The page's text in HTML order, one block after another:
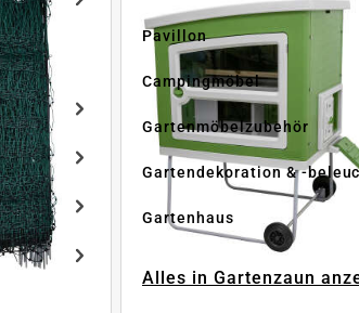
Pavillon
Campingmöbel
Gartenmöbelzubehör
Gartendekoration & -
Gartenhaus
Alles in Gartenzaun